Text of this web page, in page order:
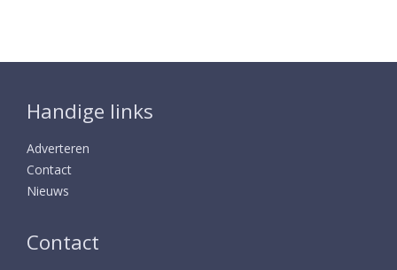
Handige links
Adverteren
Contact
Nieuws
Contact